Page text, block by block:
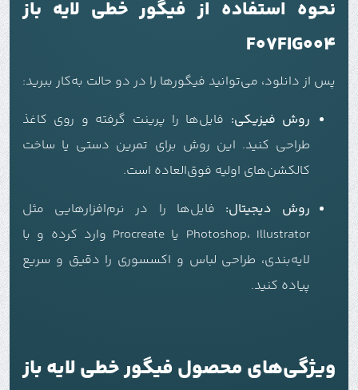
نحوه استفاده از فیگور خطی لایه باز
F07FIG004
پس از دانلود، می‌توانید فیگورها را در دو حالت به‌کار ببرید:
روش فیزیکی: فایل‌ها را پرینت گرفته و روی کاغذ
طراحی کنید. این روش برای تمرین دستی یا ساخت
کالکشن‌های اولیه فوق‌العاده است.
روش دیجیتال: فایل‌ها را در نرم‌افزارهایی مثل
Photoshop، Illustrator یا Procreate وارد کرده و با
لایه‌بندی، طراحی لباس و اکسسوری را دقیق و سریع
پیاده کنید.
ویژگی‌های محصول فیگور خطی لایه باز